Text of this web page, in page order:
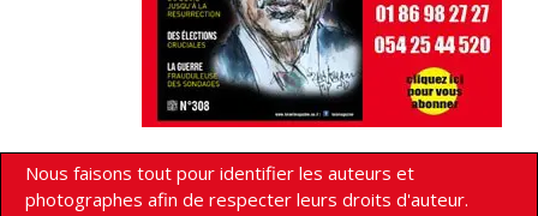
Nous faisons tout pour identifier les auteurs et
photographes afin de respecter leurs droits d'auteur.